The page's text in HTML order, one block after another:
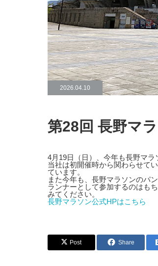
2026.04.10
第28回 長野マ
4月19日（日）、今年も長野マラ
当社は初開催時から関わらせて
ています。
また今年も、長野マラソンのパ
ランナーとして参加するのはも
みてください。
長野マラソン公式HPはこちら
Post Share